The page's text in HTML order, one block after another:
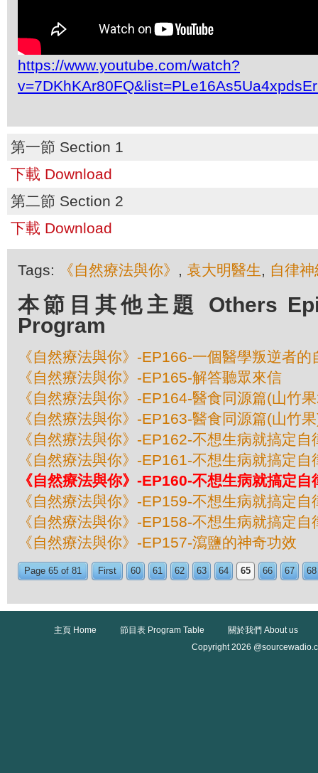
https://www.youtube.com/watch?
第一節 Section 1
下載 Download
第二節 Section 2
下載 Download
Tags: 《自然療法與你》 , 袁大明醫生, 自律神
本節目其他主題 Others
Program
《自然療法與你》-EP166-一個醫學叛逆者的
《自然療法與你》-EP165-解答聽眾來信
《自然療法與你》-EP164-醫食同源篇(山竹
《自然療法與你》-EP163-醫食同源篇(山竹
《自然療法與你》-EP162-不想生病就搞定自
《自然療法與你》-EP161-不想生病就搞定自
《自然療法與你》-EP160-不想生病就搞定自
《自然療法與你》-EP159-不想生病就搞定自
《自然療法與你》-EP158-不想生病就搞定自
《自然療法與你》-EP157-瀉鹽的神奇功效
Page 65 of 81 First 60 61 62 63 64 65 66 67 68
主頁 Home 節目表 Program Table
關於我們 About us
Copyright 2026